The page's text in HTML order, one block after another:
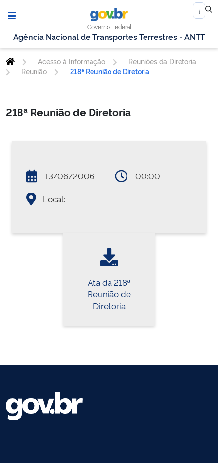
Governo Federal
Agência Nacional de Transportes Terrestres - ANTT
Acesso à Informação
Reuniões da Diretoria
Reunião
218ª Reunião de Diretoria
218ª Reunião de Diretoria
13/06/2006 00:00
Local:
Ata da 218ª
Reunião de
Diretoria